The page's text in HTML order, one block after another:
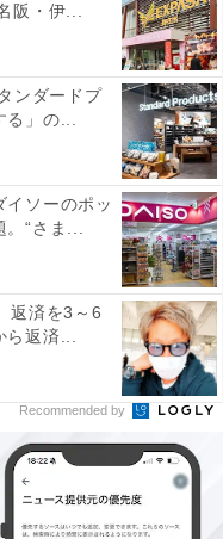
くく初心者でも綺
ク切れるので作業
手軽かつ綺麗にこな
えそうです。
】ケルヒャー「高圧
場中【6月10日】
阪・伊...
ンダードプ
」の...
イソーのポッ
“さま...
返済を3～6
返済...
Recommended by